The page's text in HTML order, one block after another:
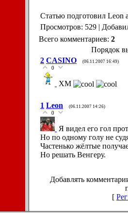
Статью подготовил Leon
Просмотров: 529 |
Всего комментариев: 2
Порядок
2 CASINO (06.11.2007 16:49)
0
ХМ
1 Leon (06.11.2007 14:26)
0
Я видел его гол
Но по одному голу не
Частенько жёлтые
Но решать Венгеру.
Добавлять
[